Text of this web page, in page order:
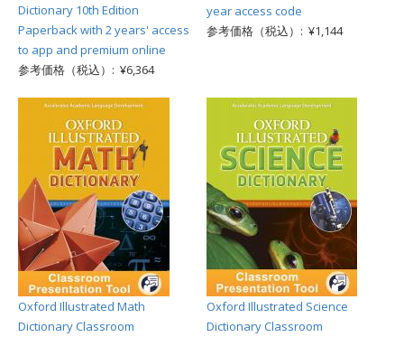
Dictionary 10th Edition
Paperback with 2 years' access
to app and premium online
参考価格（税込）: ¥6,364
year access code
参考価格（税込）: ¥1,144
Oxford Illustrated Math
Dictionary Classroom
Oxford Illustrated Science
Dictionary Classroom